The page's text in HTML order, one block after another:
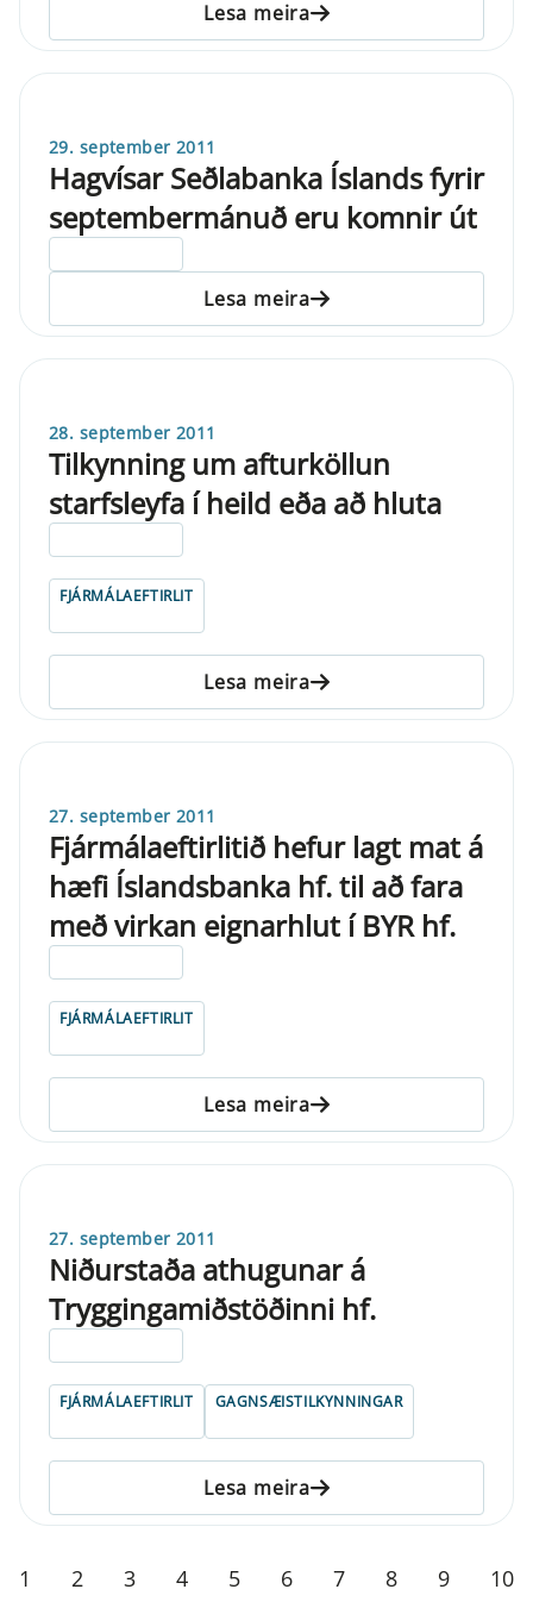
Lesa meira
29. september 2011
Hagvísar Seðlabanka Íslands fyrir
septembermánuð eru komnir út
Lesa meira
28. september 2011
Tilkynning um afturköllun
starfsleyfa í heild eða að hluta
FJÁRMÁLAEFTIRLIT
Lesa meira
27. september 2011
Fjármálaeftirlitið hefur lagt mat á
hæfi Íslandsbanka hf. til að fara
með virkan eignarhlut í BYR hf.
FJÁRMÁLAEFTIRLIT
Lesa meira
27. september 2011
Niðurstaða athugunar á
Tryggingamiðstöðinni hf.
FJÁRMÁLAEFTIRLIT GAGNSÆISTILKYNNINGAR
Lesa meira
1 2 3 4 5 6 7 8 9 10